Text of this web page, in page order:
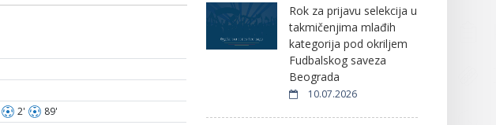
2' 89'
Rok za prijavu selekcija u
takmičenjima mlađih
kategorija pod okriljem
Fudbalskog saveza
Beograda
10.07.2026